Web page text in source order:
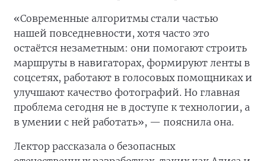
«Современные алгоритмы стали частью
нашей повседневности, хотя часто это
остаётся незаметным: они помогают строить
маршруты в навигаторах, формируют ленты в
соцсетях, работают в голосовых помощниках и
улучшают качество фотографий. Но главная
проблема сегодня не в доступе к технологии, а
в умении с ней работать», — пояснила она.
Лектор рассказала о безопасных